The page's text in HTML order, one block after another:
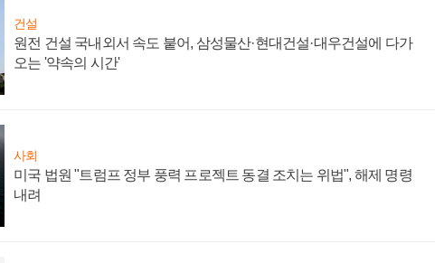
건설
원전 건설 국내외서 속도 붙어, 삼성물산·현대건설·대우건설에 다가
오는 '약속의 시간'
사회
미국 법원 "트럼프 정부 풍력 프로젝트 동결 조치는 위법", 해제 명령
내려